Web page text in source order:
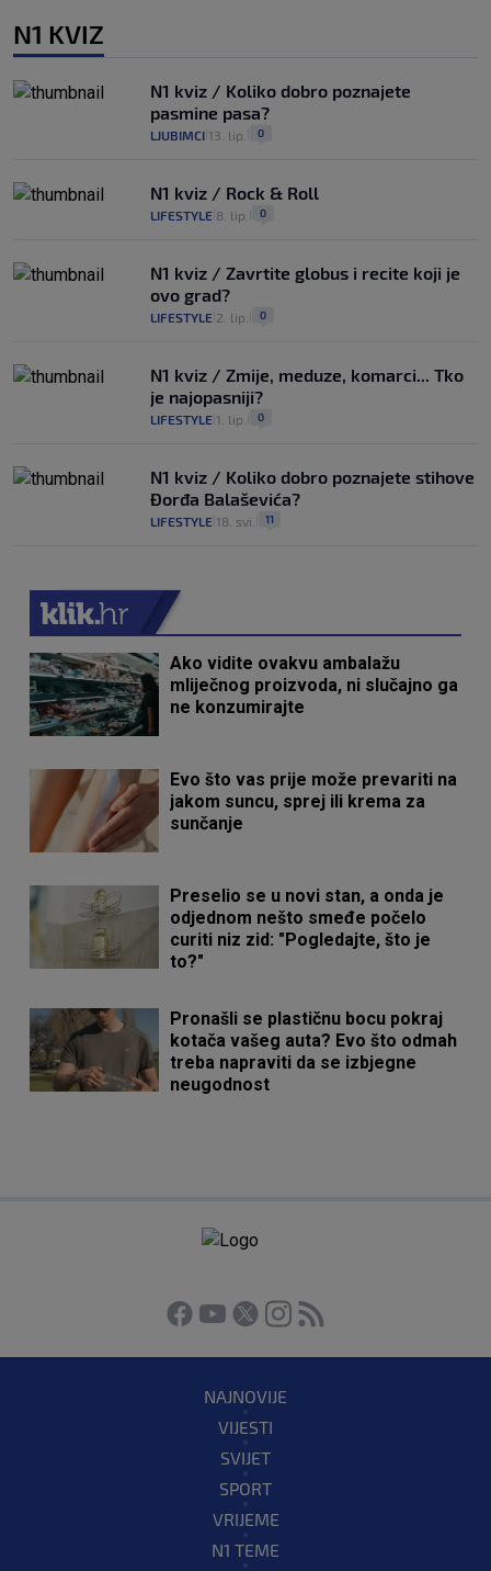
N1 KVIZ
N1 kviz / Koliko dobro poznajete
pasmine pasa?
LJUBIMCI 13. lip. 0
N1 kviz / Rock & Roll
LIFESTYLE 8. lip. 0
N1 kviz / Zavrtite globus i recite koji je
ovo grad?
LIFESTYLE 2. lip. 0
N1 kviz / Zmije, meduze, komarci... Tko
je najopasniji?
LIFESTYLE 1. lip. 0
N1 kviz / Koliko dobro poznajete stihove
Đorđa Balaševića?
LIFESTYLE 18. svi. 11
Ako vidite ovakvu ambalažu
mliječnog proizvoda, ni slučajno ga
ne konzumirajte
Evo što vas prije može prevariti na
jakom suncu, sprej ili krema za
sunčanje
Preselio se u novi stan, a onda je
odjednom nešto smeđe počelo
curiti niz zid: "Pogledajte, što je
to?"
Pronašli se plastičnu bocu pokraj
kotača vašeg auta? Evo što odmah
treba napraviti da se izbjegne
neugodnost
NAJNOVIJE
VIJESTI
SVIJET
SPORT
VRIJEME
N1 TEME